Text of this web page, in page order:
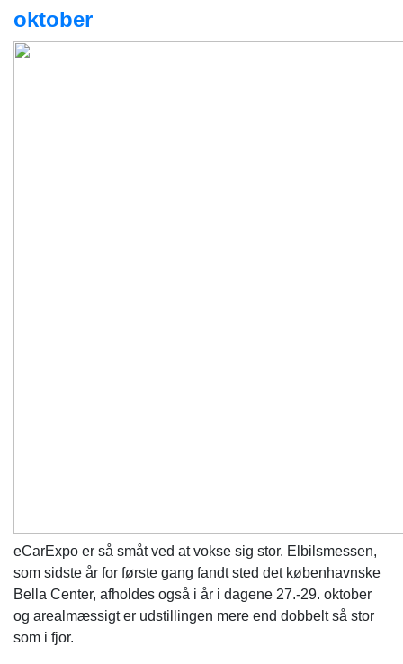
oktober
eCarExpo er så småt ved at vokse sig stor. Elbilsmessen,
som sidste år for første gang fandt sted det københavnske
Bella Center, afholdes også i år i dagene 27.-29. oktober
og arealmæssigt er udstillingen mere end dobbelt så stor
som i fjor.